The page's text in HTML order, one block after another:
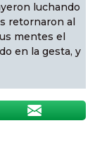
luchando
retornaron al
mentes el
en la gesta, y